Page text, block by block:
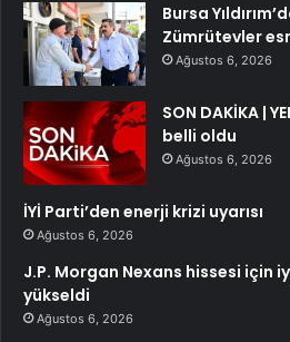
Bursa
Zümrütevler
Ağustos 6, 2026
SON DAKİKA |
belli oldu
Ağustos 6, 2026
İYİ Parti’den enerji krizi uyarısı
Ağustos 6, 2026
J.P. Morgan Nexans hissesi için
yükseldi
Ağustos 6, 2026